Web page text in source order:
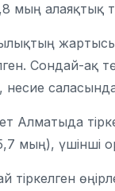
алаяқтық
Сондай-ақ
Алматыда
мың),
тіркелген